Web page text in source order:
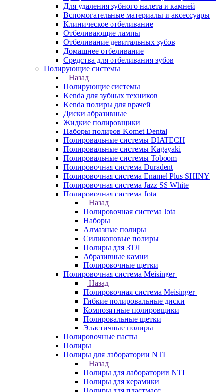
Для удаления зубного налета и камней
Вспомогательные материалы и аксессуары
Клиническое отбеливание
Отбеливающие лампы
Отбеливание девитальных зубов
Домашнее отбеливание
Средства для отбеливания зубов
Полирующие системы
Назад
Полирующие системы
Kenda для зубных техников
Kenda полиры для врачей
Диски абразивные
Жидкие полировщики
Наборы полиров Komet Dental
Полировальные системы DIATECH
Полировальные системы Kagayaki
Полировальные системы Toboom
Полировочная система Duradent
Полировочная система Enamel Plus SHINY
Полировочная система Jazz SS White
Полировочная система Jota
Назад
Полировочная система Jota
Наборы
Алмазные полиры
Силиконовые полиры
Полиры для ЗТЛ
Абразивные камни
Полировочные щетки
Полировочная система Meisinger
Назад
Полировочная система Meisinger
Гибкие полировальные диски
Композитные полировщики
Полировальные щетки
Эластичные полиры
Полировочные пасты
Полиры
Полиры для лаборатории NTI
Назад
Полиры для лаборатории NTI
Полиры для керамики
Полиры для пластмасс